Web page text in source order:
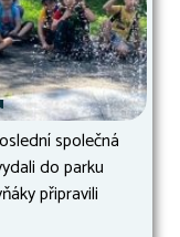
společná
do parku
připravili